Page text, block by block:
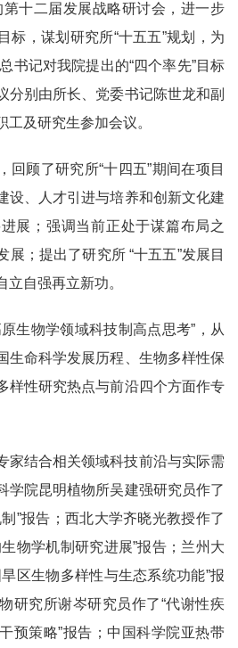
十二届发展战略研讨会，进一步
标，谋划研究所“十五五”规划，为
书记对我院提出的“四个率先”目标
分别由所长、党委书记陈世龙和副
工及研究生参加会议。
回顾了研究所“十四五”期间在项目
设、人才引进与培养和创新文化建
展；强调当前正处于谋篇布局之
；提出了研究所 “十五五”发展目
自强再立新功。
生物学领域科技制高点思考”，从
生命科学发展历程、生物多样性保
样性研究热点与前沿四个方面作专
家结合相关领域科技前沿与实际需
学院昆明植物所吴建强研究员作了
”报告；西北大学齐晓光教授作了
物学机制研究进展”报告；兰州大
区生物多样性与生态系统功能”报
研究所谢岑研究员作了“代谢性疾
预策略”报告；中国科学院亚热带